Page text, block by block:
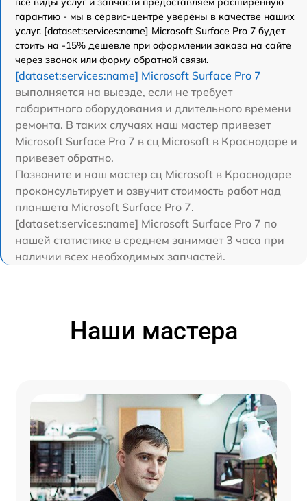
гарантию - мы в сервис-центре уверены в качестве наших
услуг. [dataset:services:name] Microsoft Surface Pro 7 будет
стоить на -15% дешевле при оформлении заказа на сайте
через звонок или форму обратной связи.
[dataset:services:name] Microsoft Surface Pro 7
выполняется на выезде, если не требует
габаритного оборудования и длительного времени
ремонта. В таких случаях наш мастер привезет
Microsoft Surface Pro 7 в сц Microsoft в Краснодаре и
привезет обратно.
Позвоните и наш мастер сц Microsoft в Краснодаре
проконсультирует и озвучит стоимость работ над
планшета Microsoft Surface Pro 7.
[dataset:services:name] Microsoft Surface Pro 7 по
нашей статистике в среднем занимает 3 часа при
наличии всех необходимых запчастей.
Наши мастера